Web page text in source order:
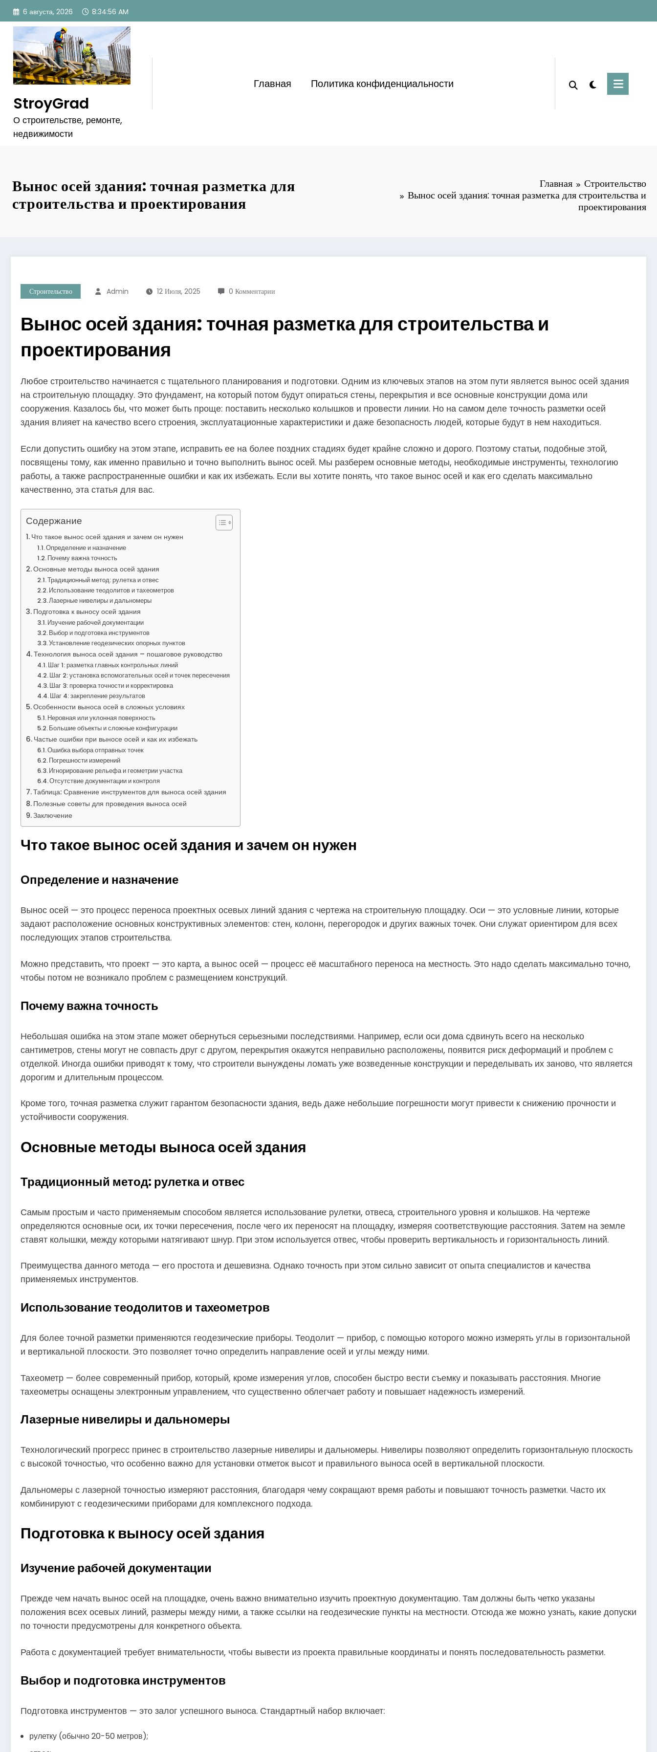
Перейти
содержимому
6 августа, 2026 8:34:57 AM
StroyGrad
О строительстве, ремонте,
недвижимости
Главная Политика конфиденциальности
Вынос осей здания: точная разметка для
строительства и проектирования
Главная
Строительство
Вынос осей здания: точная разметка для строительства и
проектирования
Строительство Admin 12 Июля, 2025 0 Комментарии
Вынос осей здания: точная разметка для строительства и
проектирования
Любое строительство начинается с тщательного планирования и подготовки. Одним из ключевых этапов на этом пути является вынос осей здания
на строительную площадку. Это фундамент, на который потом будут опираться стены, перекрытия и все основные конструкции дома или
сооружения. Казалось бы, что может быть проще: поставить несколько колышков и провести линии. Но на самом деле точность разметки осей
здания влияет на качество всего строения, эксплуатационные характеристики и даже безопасность людей, которые будут в нем находиться.
Если допустить ошибку на этом этапе, исправить ее на более поздних стадиях будет крайне сложно и дорого. Поэтому статьи, подобные этой,
посвящены тому, как именно правильно и точно выполнить вынос осей. Мы разберем основные методы, необходимые инструменты, технологию
работы, а также распространенные ошибки и как их избежать. Если вы хотите понять, что такое вынос осей и как его сделать максимально
качественно, эта статья для вас.
Содержание
Что такое вынос осей здания и зачем он нужен
Определение и назначение
Почему важна точность
Основные методы выноса осей здания
Традиционный метод: рулетка и отвес
Использование теодолитов и тахеометров
Лазерные нивелиры и дальномеры
Подготовка к выносу осей здания
Изучение рабочей документации
Выбор и подготовка инструментов
Установление геодезических опорных пунктов
Технология выноса осей здания – пошаговое руководство
Шаг 1: разметка главных контрольных линий
Шаг 2: установка вспомогательных осей и точек пересечения
Шаг 3: проверка точности и корректировка
Шаг 4: закрепление результатов
Особенности выноса осей в сложных условиях
Неровная или уклонная поверхность
Большие объекты и сложные конфигурации
Частые ошибки при выносе осей и как их избежать
Ошибка выбора отправных точек
Погрешности измерений
Игнорирование рельефа и геометрии участка
Отсутствие документации и контроля
Таблица: Сравнение инструментов для выноса осей здания
Полезные советы для проведения выноса осей
Заключение
Что такое вынос осей здания и зачем он нужен
Определение и назначение
Вынос осей — это процесс переноса проектных осевых линий здания с чертежа на строительную площадку. Оси — это условные линии, которые
задают расположение основных конструктивных элементов: стен, колонн, перегородок и других важных точек. Они служат ориентиром для всех
последующих этапов строительства.
Можно представить, что проект — это карта, а вынос осей — процесс её масштабного переноса на местность. Это надо сделать максимально точно,
чтобы потом не возникало проблем с размещением конструкций.
Почему важна точность
Небольшая ошибка на этом этапе может обернуться серьезными последствиями. Например, если оси дома сдвинуть всего на несколько
сантиметров, стены могут не совпасть друг с другом, перекрытия окажутся неправильно расположены, появится риск деформаций и проблем с
отделкой. Иногда ошибки приводят к тому, что строители вынуждены ломать уже возведенные конструкции и переделывать их заново, что является
дорогим и длительным процессом.
Кроме того, точная разметка служит гарантом безопасности здания, ведь даже небольшие погрешности могут привести к снижению прочности и
устойчивости сооружения.
Основные методы выноса осей здания
Традиционный метод: рулетка и отвес
Самым простым и часто применяемым способом является использование рулетки, отвеса, строительного уровня и колышков. На чертеже
определяются основные оси, их точки пересечения, после чего их переносят на площадку, измеряя соответствующие расстояния. Затем на земле
ставят колышки, между которыми натягивают шнур. При этом используется отвес, чтобы проверить вертикальность и горизонтальность линий.
Преимущества данного метода — его простота и дешевизна. Однако точность при этом сильно зависит от опыта специалистов и качества
применяемых инструментов.
Использование теодолитов и тахеометров
Для более точной разметки применяются геодезические приборы. Теодолит — прибор, с помощью которого можно измерять углы в горизонтальной
и вертикальной плоскости. Это позволяет точно определить направление осей и углы между ними.
Тахеометр — более современный прибор, который, кроме измерения углов, способен быстро вести съемку и показывать расстояния. Многие
тахеометры оснащены электронным управлением, что существенно облегчает работу и повышает надежность измерений.
Лазерные нивелиры и дальномеры
Технологический прогресс принес в строительство лазерные нивелиры и дальномеры. Нивелиры позволяют определить горизонтальную плоскость
с высокой точностью, что особенно важно для установки отметок высот и правильного выноса осей в вертикальной плоскости.
Дальномеры с лазерной точностью измеряют расстояния, благодаря чему сокращают время работы и повышают точность разметки. Часто их
комбинируют с геодезическими приборами для комплексного подхода.
Подготовка к выносу осей здания
Изучение рабочей документации
Прежде чем начать вынос осей на площадке, очень важно внимательно изучить проектную документацию. Там должны быть четко указаны
положения всех осевых линий, размеры между ними, а также ссылки на геодезические пункты на местности. Отсюда же можно узнать, какие допуски
по точности предусмотрены для конкретного объекта.
Работа с документацией требует внимательности, чтобы вывести из проекта правильные координаты и понять последовательность разметки.
Выбор и подготовка инструментов
Подготовка инструментов — это залог успешного выноса. Стандартный набор включает:
рулетку (обычно 20-50 метров);